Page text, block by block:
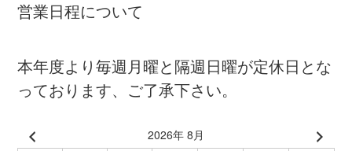
営業日程について
本年度より毎週月曜と隔週日曜が定休日とな
っております、ご了承下さい。
2026年 8月